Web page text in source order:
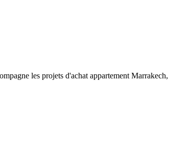
les projets d'achat appartement Marrakech,